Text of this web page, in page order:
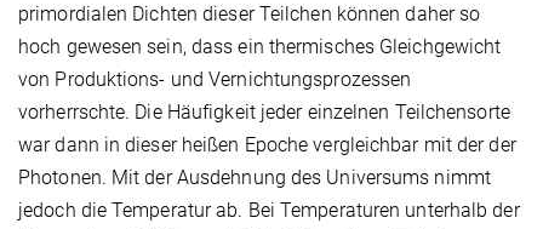
primordialen Dichten dieser Teilchen können daher so
hoch gewesen sein, dass ein thermisches Gleichgewicht
von Produktions- und Vernichtungsprozessen
vorherrschte. Die Häufigkeit jeder einzelnen Teilchensorte
war dann in dieser heißen Epoche vergleichbar mit der der
Photonen. Mit der Ausdehnung des Universums nimmt
jedoch die Temperatur ab. Bei Temperaturen unterhalb der